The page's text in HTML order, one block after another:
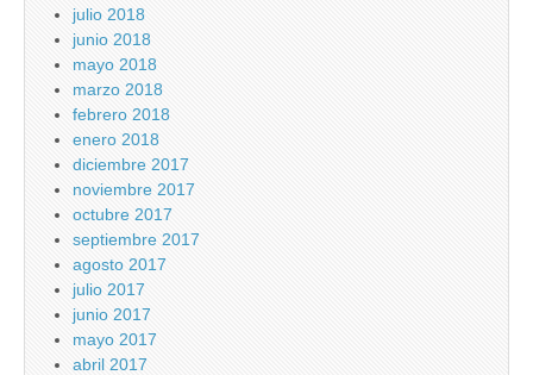
julio 2018
junio 2018
mayo 2018
marzo 2018
febrero 2018
enero 2018
diciembre 2017
noviembre 2017
octubre 2017
septiembre 2017
agosto 2017
julio 2017
junio 2017
mayo 2017
abril 2017